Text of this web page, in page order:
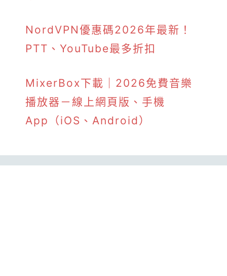
NordVPN優惠碼2026年最新！
PTT、YouTube最多折扣
MixerBox下載｜2026免費音樂
播放器－線上網頁版、手機
App（iOS、Android）